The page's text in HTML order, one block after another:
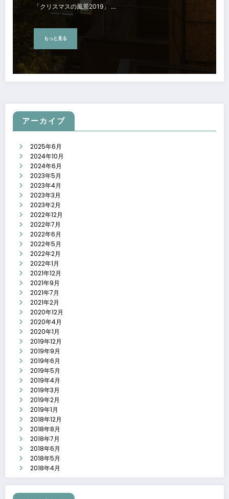
「クリスマスの風景2019」 …
もっと見る
アーカイブ
2025年6月
2024年10月
2024年6月
2023年5月
2023年4月
2023年3月
2023年2月
2022年12月
2022年7月
2022年6月
2022年5月
2022年2月
2022年1月
2021年12月
2021年9月
2021年7月
2021年2月
2020年12月
2020年4月
2020年1月
2019年12月
2019年9月
2019年6月
2019年5月
2019年4月
2019年3月
2019年2月
2019年1月
2018年12月
2018年8月
2018年7月
2018年6月
2018年5月
2018年4月